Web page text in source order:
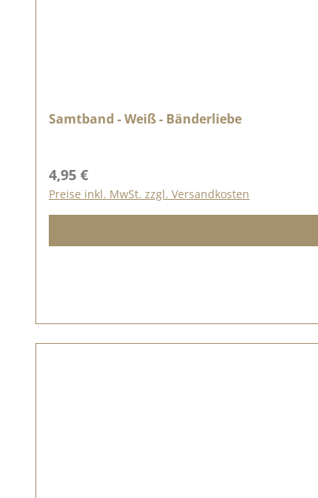
Samtband - Weiß - Bänderliebe
Regulärer Preis:
4,95 €
Preise inkl. MwSt. zzgl. Versandkosten